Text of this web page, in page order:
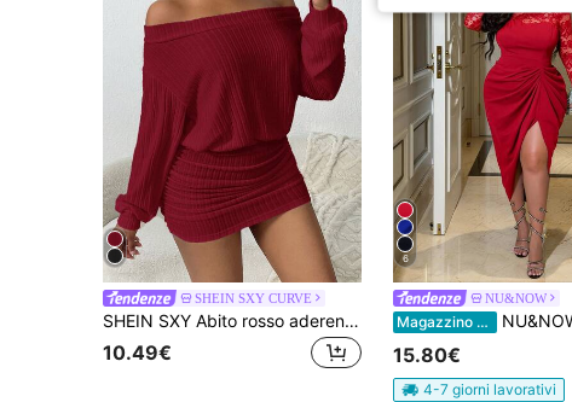
SHEIN SXY CURVE
SHEIN SXY Abito rosso aderente da donna con spalle scoperte e maniche lunghe, adatto per uso quotidiano, festival, appuntamenti, compleanni in taglie comode
10.49€
6
NU&NOW
Magazzino EU NU&NOW Abito midi aderente con spacco alto, in tessuto elastico con inserti in pizzo, colletto alla coreana, maniche lunghe, in colore rosso. Adatto per appuntamenti romantici, eventi eleganti,
15.80€
4-7 giorni lavorativi